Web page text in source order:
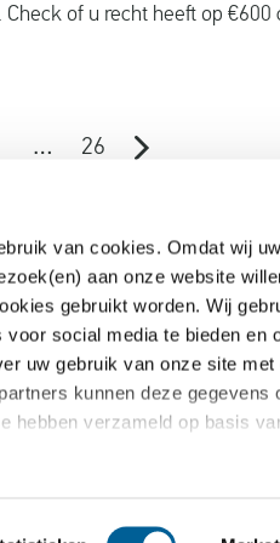
van cookies. Omdat wij
aan onze website
gebruikt worden. Wij
social media te bieden en
uw gebruik van onze site met
kunnen deze gegevens
hebben verzameld op basis
Check of u recht heeft op €600
… 26
EUclaim
Samenwerken
Nieuws